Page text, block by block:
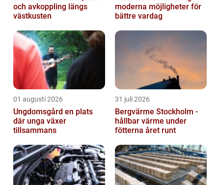
och avkoppling längs
västkusten
moderna möjligheter för
bättre vardag
01 augusti 2026
Ungdomsgård en plats
där unga växer
tillsammans
31 juli 2026
Bergvärme Stockholm -
hållbar värme under
fötterna året runt